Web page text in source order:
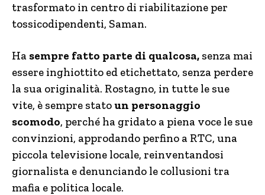
trasformato in centro di riabilitazione per
tossicodipendenti, Saman.
Ha sempre fatto parte di qualcosa, senza mai
essere inghiottito ed etichettato, senza perdere
la sua originalità. Rostagno, in tutte le sue
vite, è sempre statoun personaggio
scomodo, perché ha gridato a piena voce le sue
convinzioni, approdando perfino a RTC, una
piccola televisione locale, reinventandosi
giornalista e denunciando le collusioni tra
mafia e politica locale.